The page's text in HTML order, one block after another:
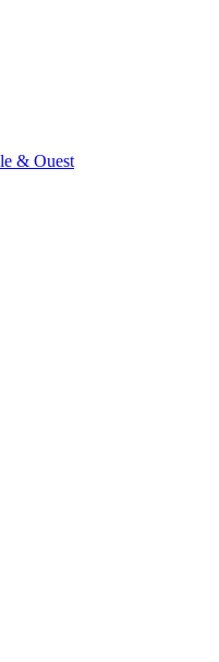
& Ouest